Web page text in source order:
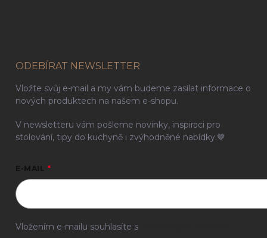
ODEBÍRAT NEWSLETTER
Vložte svůj e-mail a my vám budeme zasílat informace o
nových produktech na našem e-shopu.
V newsletteru vám pošleme novinky, inspiraci pro
stolování, tipy do kuchyně i zvýhodněné nabídky.🤎
E-MAIL
Vložením e-mailu souhlasíte s